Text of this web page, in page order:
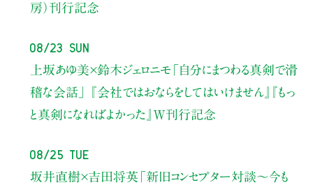
房）刊行記念
08/23 Sun
上坂あゆ美×鈴木ジェロニモ 「自分にまつわる真剣で滑
稽な会話」
『会社ではおならをしてはいけません』『もっ
と真剣になればよかった』W刊行記念
08/25 Tue
坂井直樹×吉田将英「新旧コンセプター対談～今も